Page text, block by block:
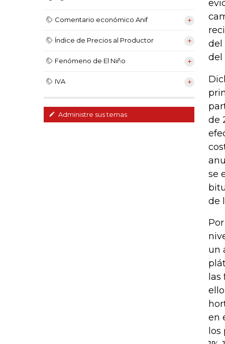
Comentario económico Anif
Índice de Precios al Productor
Fenómeno de El Niño
IVA
Administre sus temas
del
del
de
se
de
un
en